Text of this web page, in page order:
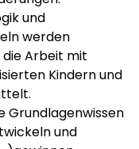
und
werden
Arbeit mit
Kindern und
Grundlagenwissen
und